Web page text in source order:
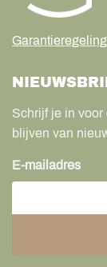
Garantieregeling
Schrijf je in
blijven van
E-mailadres